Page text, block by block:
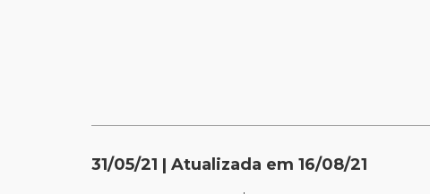
31/05/21 | Atualizada em 16/08/21